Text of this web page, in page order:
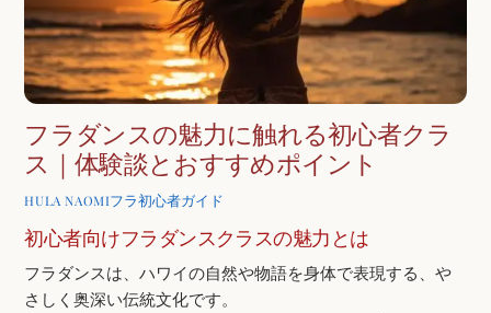
フラダンスの魅力に触れる初心者クラ
ス｜体験談とおすすめポイント
HULA NAOMIフラ初心者ガイド
初心者向けフラダンスクラスの魅力とは
フラダンスは、ハワイの自然や物語を身体で表現する、や
さしく奥深い伝統文化です。